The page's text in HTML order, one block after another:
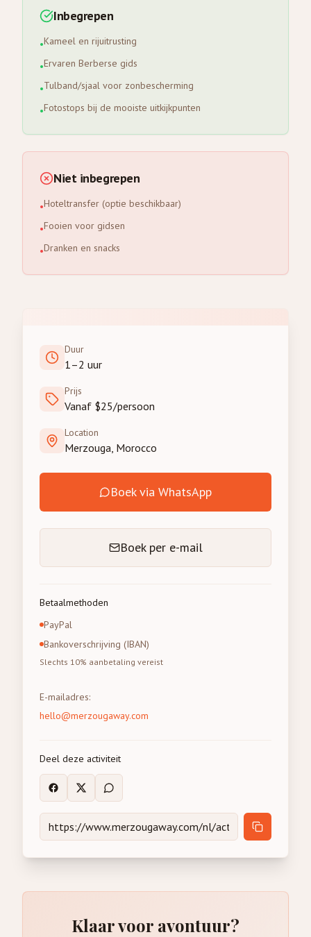
Inbegrepen
•Kameel en rijuitrusting
•Ervaren Berberse gids
•Tulband/sjaal voor zonbescherming
•Fotostops bij de mooiste uitkijkpunten
Niet inbegrepen
•Hoteltransfer (optie beschikbaar)
•Fooien voor gidsen
•Dranken en snacks
Duur
1–2 uur
Prijs
Vanaf $25/persoon
Location
Merzouga, Morocco
Boek via WhatsApp
Boek per e-mail
Betaalmethoden
PayPal
Bankoverschrijving (IBAN)
Slechts 10% aanbetaling vereist
E-mailadres:
hello@merzougaway.com
Deel deze activiteit
Klaar voor avontuur?